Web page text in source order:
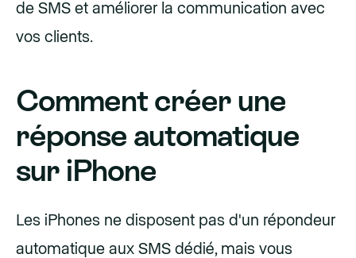
de SMS et améliorer la communication avec
vos clients.
Comment créer une
réponse automatique
sur iPhone
Les iPhones ne disposent pas d'un répondeur
automatique aux SMS dédié, mais vous